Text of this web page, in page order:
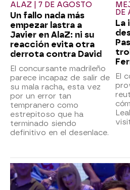
ALAZ | 7 DE AGOSTO
Un fallo nada más
empezar lastra a
Javier en AlaZ: ni su
reacción evita otra
derrota contra David
El concursante madrileño
parece incapaz de salir de
su mala racha, esta vez
por un error tan
tempranero como
estrepitoso que ha
terminado siendo
definitivo en el desenlace.
DE
La
El